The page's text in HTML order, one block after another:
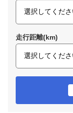
走行距離(km)